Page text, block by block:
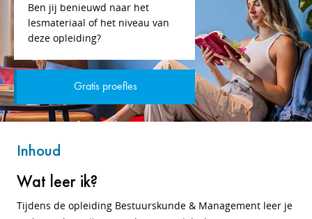
Ben jij benieuwd naar het
lesmateriaal of het niveau van
deze opleiding?
Gratis proefles
Inhoud
Wat leer ik?
Tijdens de opleiding Bestuurskunde & Management leer je